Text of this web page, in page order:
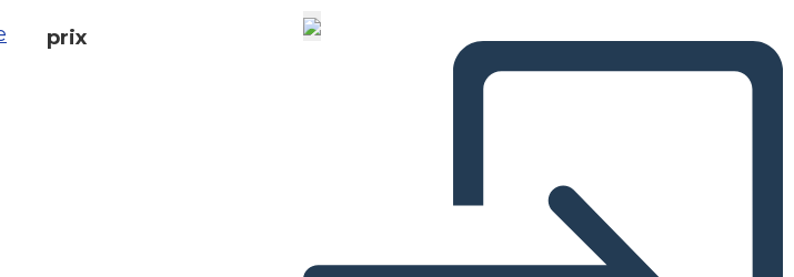
prix